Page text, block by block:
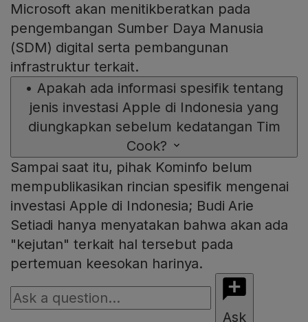
Microsoft akan menitikberatkan pada
pengembangan Sumber Daya Manusia
(SDM) digital serta pembangunan
infrastruktur terkait.
• Apakah ada informasi spesifik tentang
jenis investasi Apple di Indonesia yang
diungkapkan sebelum kedatangan Tim
Cook?
Sampai saat itu, pihak Kominfo belum
mempublikasikan rincian spesifik mengenai
investasi Apple di Indonesia; Budi Arie
Setiadi hanya menyatakan bahwa akan ada
"kejutan" terkait hal tersebut pada
pertemuan keesokan harinya.
Ask